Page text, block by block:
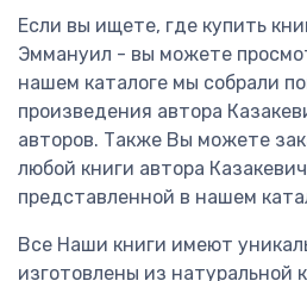
Если вы ищете, где купить
Эммануил - вы можете
нашем каталоге мы собрали
произведения автора
авторов. Также Вы можете
любой книги автора
представленной в нашем
Все Наши книги имеют
изготовлены из